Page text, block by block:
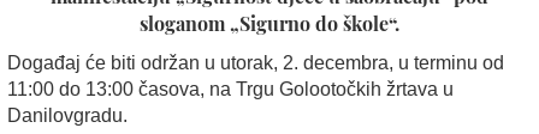
sloganom „Sigurno do škole“.
Događaj će biti održan u utorak, 2. decembra, u terminu od
11:00 do 13:00 časova, na Trgu Golootočkih žrtava u
Danilovgradu.